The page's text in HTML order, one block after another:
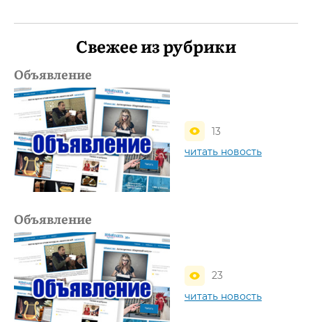
Свежее из рубрики
Объявление
13
читать новость
Объявление
23
читать новость